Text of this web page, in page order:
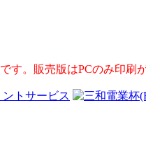
す。販売版はPCのみ印刷